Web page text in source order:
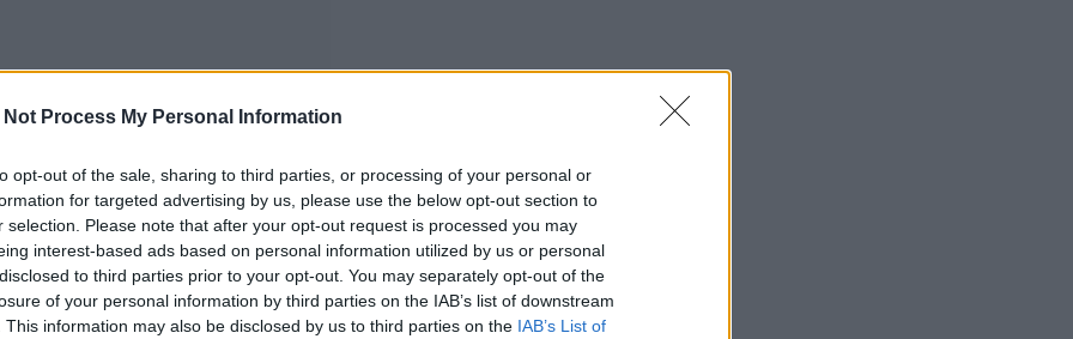
Not Process My Personal Information
opt-out of the sale, sharing to third parties, or processing of your personal or
for targeted advertising by us, please use the below opt-out section to
selection. Please note that after your opt-out request is processed you may
interest-based ads based on personal information utilized by us or personal
to third parties prior to your opt-out. You may separately opt-out of the
of your personal information by third parties on the IAB’s list of downstream
This information may also be disclosed by us to third parties on the IAB’s List of